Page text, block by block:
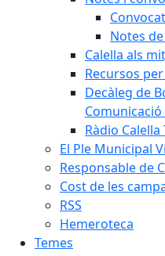
Notes
Calella als
Recursos
Decàleg de
Ràdio Calella
El Ple Municipal
Responsable de
Cost de les
RSS
Hemeroteca
Temes